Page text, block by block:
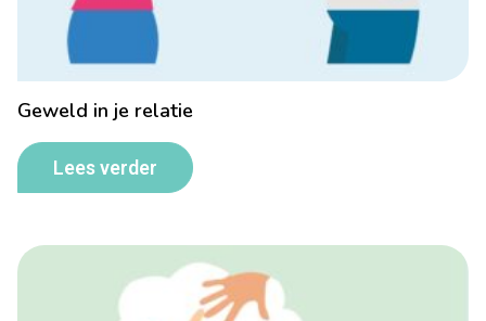
Geweld in je relatie
Lees verder